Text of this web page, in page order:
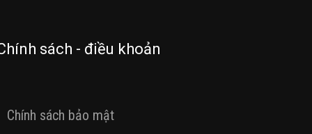
sách - điều khoản
Chính sách bảo mật